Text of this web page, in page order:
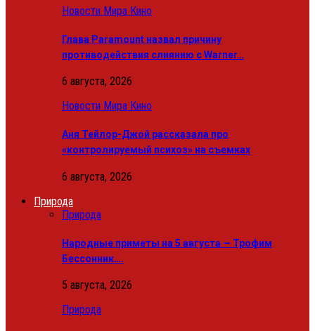
Новости Мира Кино
Глава Paramount назвал причину
противодействия слиянию с Warner…
6 августа, 2026
Новости Мира Кино
Аня Тейлор-Джой рассказала про
«контролируемый психоз» на съемках
6 августа, 2026
Природа
Природа
Народные приметы на 5 августа — Трофим
Бессонник….
5 августа, 2026
Природа